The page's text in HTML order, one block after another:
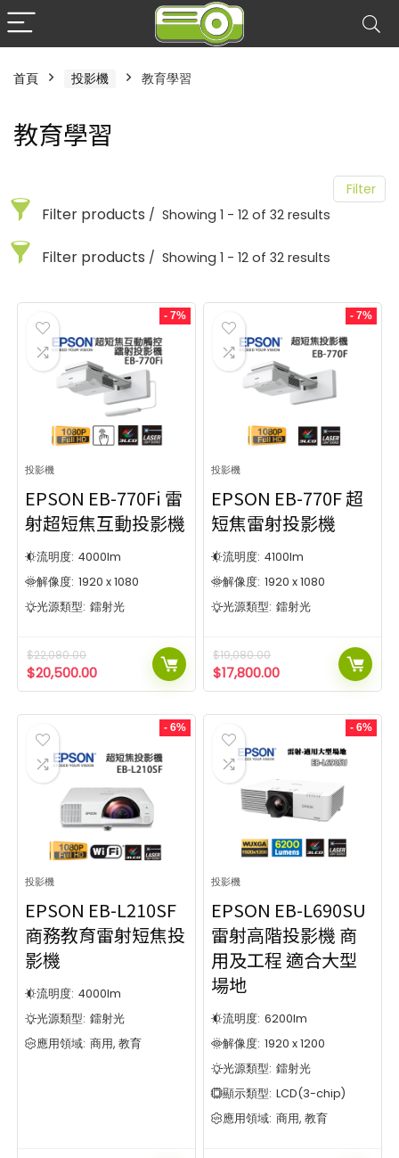
首頁 投影機 教育學習
教育學習
Filter
Filter products Showing 1 - 12 of 32 results
教育學習
您可以輸入想搜尋的商品關鍵字 商務會議 28
教育學習 32
鐳射/工程 2
8
短焦近距 4
便攜型 5
微型系列
品牌
13 10
4
4
價格范圍
$4 999 $69 000
流明度
5100流明 8000流明
解像度
1024 x 768 2 1280 x 800
1920 x 720 1 1920 x 1080
1920 x 1200 4 3840 x 2160
1,000:1 1 1,200:1
1600:1
LCD(3-chip) 6DLP 4
光源類型
燈膽 4 鐳射光 8
鐳射熒光粉
排序方式
Newness
Price: low to high
Price: high to low
Show only products on sale
In stock only
Filter products Showing 1 - 12 of 32 results
用關鍵字搜尋
您可以輸入想搜尋的商品關鍵字
選擇商品類型
商務會議 28
32
鐳射/工程
鐳射投影
短焦近距
便攜型 5
微型系列 1
品牌
13
4
$4 999 $69 000 5100流明 8000流明
解像度
1024 x 768 2 1280 x 800
1920 x 720 1 1920 x 1080
1920 x 1200 4 3840 x 2160
1600:1 1 3,000:1
5,000:1 7
光源類型
燈膽 鐳射光
鐳射熒光粉 1
排序方式
Popularity
Newness
Show only products on sale
In stock only
- 7%
投影機
EPSON EB-770Fi 雷
射超短焦互動投影機
流明度: 4000lm
解像度: 1920 x 1080
光源類型: 鐳射光
$22,080.00
$20,500.00
- 7%
投影機
EPSON EB-770F 超
短焦雷射投影機
流明度: 4100lm
解像度: 1920 x 1080
光源類型: 鐳射光
$19,080.00
$17,800.00
- 6%
投影機
EPSON EB-L210SF
商務教育雷射短焦投
影機
流明度: 4000lm
光源類型: 鐳射光
應用領域: 商用, 教育
- 6%
投影機
EPSON EB-L690SU
雷射高階投影機 商
用及工程 適合大型
場地
流明度: 6200lm
解像度: 1920 x 1200
光源類型: 鐳射光
顯示類型: LCD(3-chip)
應用領域: 商用, 教育